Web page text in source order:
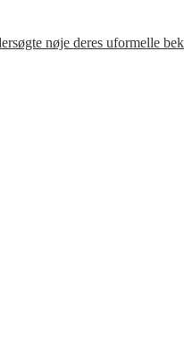
nøje deres uformelle